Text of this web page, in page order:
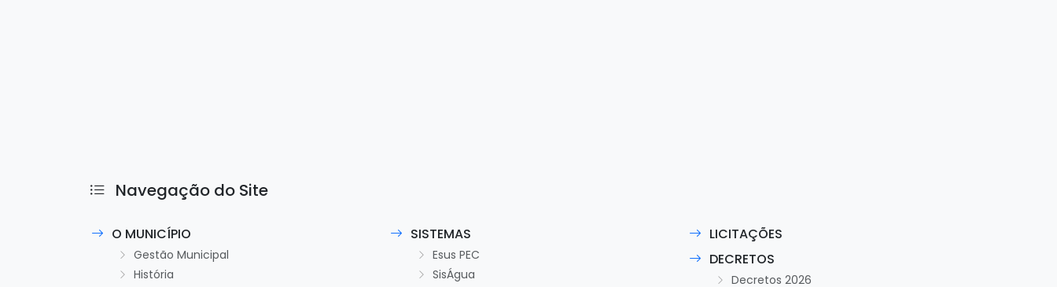
Navegação do Site
O MUNICÍPIO
Gestão Municipal
História
SISTEMAS
Esus PEC
SisÁgua
LICITAÇÕES
DECRETOS
Decretos 2026